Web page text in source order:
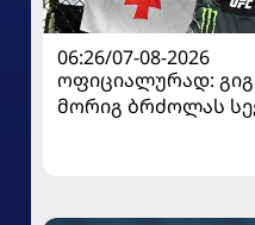
06:26/07-08-2026
ოფიციალურად: გიგა
მორიგ ბრძოლას